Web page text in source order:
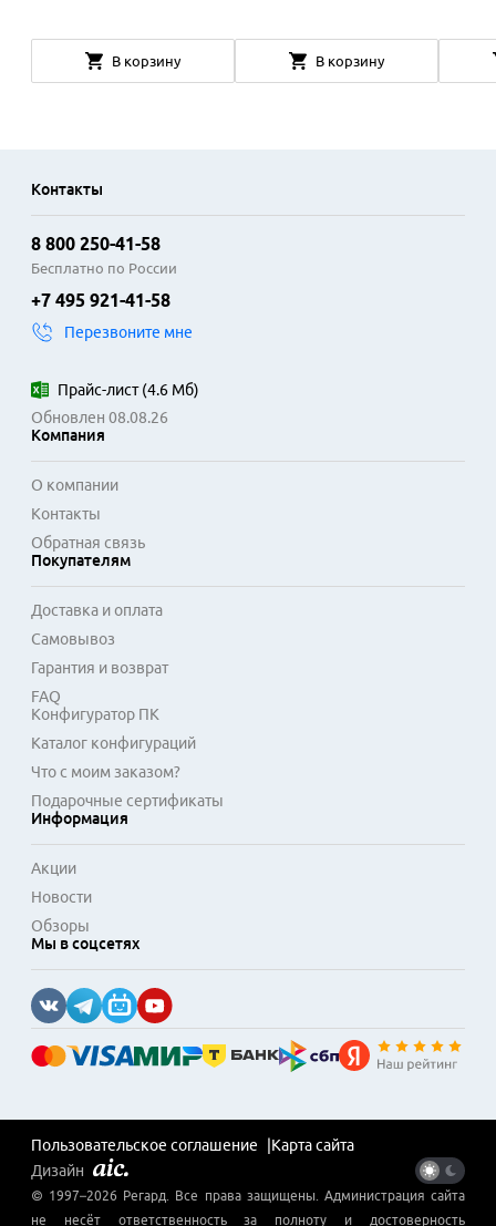
В корзину В корзину
Контакты
8 800 250-41-58
Бесплатно по России
+7 495 921-41-58
Перезвоните мне
Прайс-лист(4.6 Мб)
Обновлен 08.08.26
Компания
О компании
Контакты
Обратная связь
Покупателям
Доставка и оплата
Самовывоз
Гарантия и возврат
FAQ
Конфигуратор ПК
Каталог конфигураций
Что с моим заказом?
Подарочные сертификаты
Информация
Акции
Новости
Обзоры
Мы в соцсетях
Пользовательское соглашение
Карта сайта
Дизайн
© 1997–2026 Регард . Все права защищены. Администрация сайта
не несёт ответственность за полноту и достоверность